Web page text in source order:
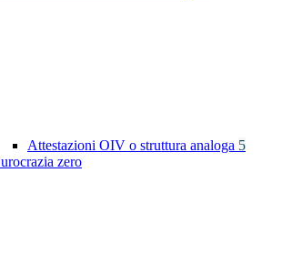
Attestazioni OIV o struttura analoga 5
zero